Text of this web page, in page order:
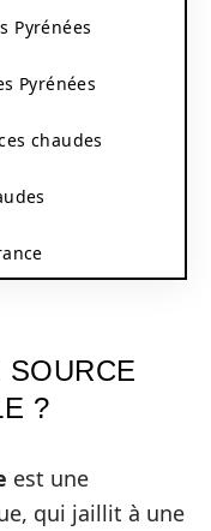
Pyrénées
Pyrénées
chaudes
SOURCE
?
est une
qui jaillit à une